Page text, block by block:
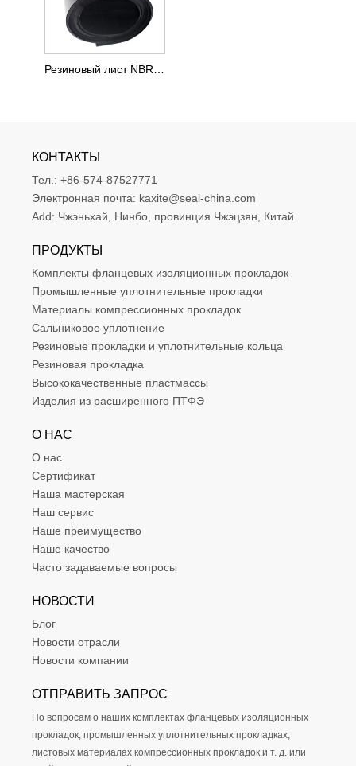
КОНТАКТЫ
Тел.: +86-574-87527771
Электронная почта: kaxite@seal-china.com
Add: Чжэньхай, Нинбо, провинция Чжэцзян, Китай
ПРОДУКТЫ
Комплекты фланцевых изоляционных прокладок
Промышленные уплотнительные прокладки
Материалы компрессионных прокладок
Сальниковое уплотнение
Резиновые прокладки и уплотнительные кольца
Резиновая прокладка
Высококачественные пластмассы
Изделия из расширенного ПТФЭ
О НАС
О нас
Сертификат
Наша мастерская
Наш сервис
Наше преимущество
Наше качество
Часто задаваемые вопросы
НОВОСТИ
Блог
Новости отрасли
Новости компании
ОТПРАВИТЬ ЗАПРОС
По вопросам о наших комплектах фланцевых изоляционных
прокладок, промышленных уплотнительных прокладках,
листовых материалах компрессионных прокладок и т. д. или